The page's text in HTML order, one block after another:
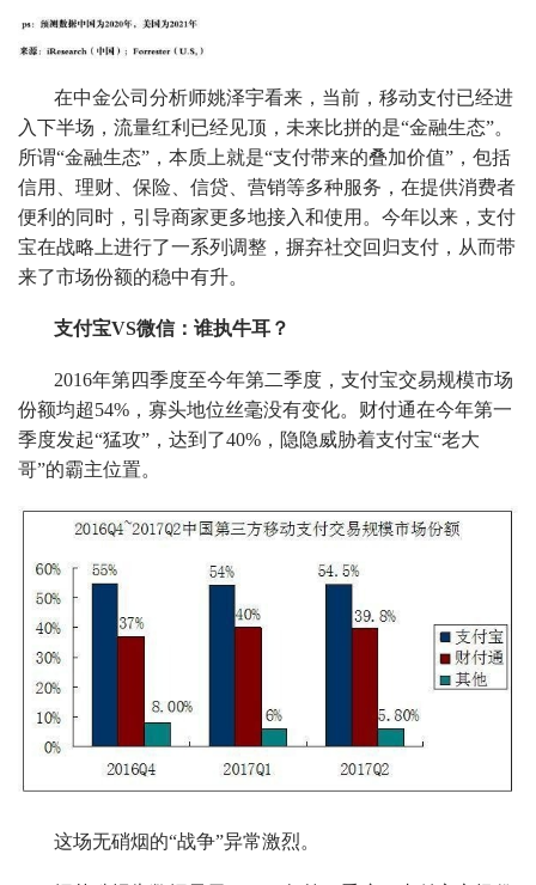
在中金公司分析师姚泽宇看来，当前，移动支付已经进
入下半场，流量红利已经见顶，未来比拼的是“金融生态”。
所谓“金融生态”，本质上就是“支付带来的叠加价值”，包括
信用、理财、保险、信贷、营销等多种服务，在提供消费者
便利的同时，引导商家更多地接入和使用。今年以来，支付
宝在战略上进行了一系列调整，摒弃社交回归支付，从而带
来了市场份额的稳中有升。
支付宝VS微信：谁执牛耳？
2016年第四季度至今年第二季度，支付宝交易规模市场
份额均超54%，寡头地位丝毫没有变化。财付通在今年第一
季度发起“猛攻”，达到了40%，隐隐威胁着支付宝“老大
哥”的霸主位置。
这场无硝烟的“战争”异常激烈。